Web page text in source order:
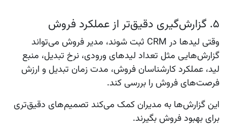
۵. گزارش‌گیری دقیق‌تر از عملکرد فروش
وقتی لیدها در CRM ثبت شوند، مدیر فروش می‌تواند
گزارش‌هایی مثل تعداد لیدهای ورودی، نرخ تبدیل، منبع
لید، عملکرد کارشناسان فروش، مدت زمان تبدیل و ارزش
فرصت‌های فروش را بررسی کند.
این گزارش‌ها به مدیران کمک می‌کند تصمیم‌های دقیق‌تری
برای بهبود فروش بگیرند.